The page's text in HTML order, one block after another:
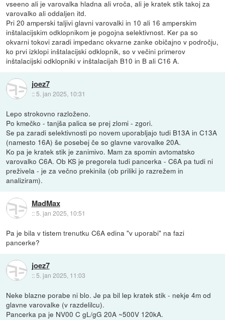
vseeno ali je varovalka hladna ali vroča, ali je kratek stik takoj za
varovalko ali oddaljen itd.
Pri 20 amperski taljivi glavni varovalki in 10 ali 16 amperskim
inštalacijskim odklopnikom je pogojna selektivnost. Ker pa so
okvarni tokovi zaradi impedanc okvarne zanke običajno v področju,
ko prvi izklopi inštalacijski odklopnik, so v večini primerov
inštalacijski odklopniki v inštalacijah B10 in B ali C16 A.
joez7
:: 5. jan 2025, 10:31
Lepo strokovno razloženo.
Po kmečko - tanjša palica se prej zlomi - zgori.
Se pa zaradi selektivnosti po novem uporabljajo tudi B13A in C13A
(namesto 16A) še posebej če so glavne varovalke 20A.
Ko pa je kratek stik je zanimivo. Mam za spomin avtomatsko
varovalko C6A. Ob KS je pregorela tudi pancerka - C6A pa tudi ni
preživela - je za večno prekinila (ob priliki jo razrežem in
analiziram).
MadMax
::5. jan 2025, 10:51
Pa je bila v tistem trenutku C6A edina "v uporabi" na fazi
pancerke?
joez7
:: 5. jan 2025, 11:03
Neke blazne porabe ni blo. Je pa bil lep kratek stik - nekje 4m od
glavne varovalke (v razdelilcu).
Pancerka pa je NV00 C gL/gG 20A ~500V 120kA.